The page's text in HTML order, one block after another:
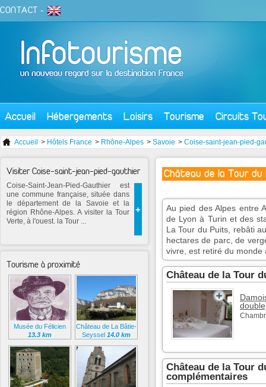
CONTACT -
Accueil Hébergements Loisirs Tourisme Circuits
Accueil > Hôtels France > Rhône-Alpes > Savoie > Coise-saint-jean-pied-
Château de la Tour
Au pied des Alpes entre
de Lyon à Turin et des
La Tour du Puits, rebâti
hectares de parc, de
vivre, est retiré du monde
Château de la Tour
Château de la Tour
complémentaires
Visiter Coise-saint-jean-pied-gauthier
+
Coise-Saint-Jean-Pied-Gauthier est
une commune française, située dans
le département de la Savoie et la
région Rhône-Alpes. A visiter la Tour
Verte, à l'ouest. la Tour ...
Tourisme à proximité
Musée du Félicien
13.3 km
Château de La Bâtie-
Seyssel 14.0 km